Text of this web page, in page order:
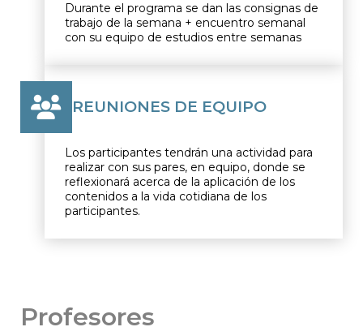
Durante el programa se dan las consignas de
trabajo de la semana + encuentro semanal
con su equipo de estudios entre semanas
REUNIONES DE EQUIPO
Los participantes tendrán una actividad para
realizar con sus pares, en equipo, donde se
reflexionará acerca de la aplicación de los
contenidos a la vida cotidiana de los
participantes.
Profesores